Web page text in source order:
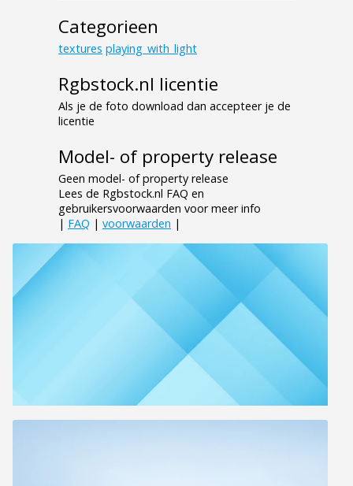
Categorieen
textures playing_with_light
Rgbstock.nl licentie
Als je de foto download dan accepteer je de
licentie
Model- of property release
Geen model- of property release
Lees de Rgbstock.nl FAQ en
gebruikersvoorwaarden voor meer info
| FAQ | voorwaarden |